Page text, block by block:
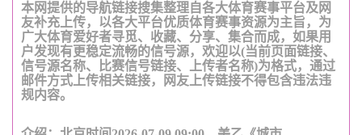
本网提供的导航链接搜集整理自各大体育赛事平台及网
友补充上传，以各大平台优质体育赛事资源为主旨，为
广大体育爱好者寻觅、收藏、分享、集合而成，如果用
户发现有更稳定流畅的信号源，欢迎以(当前页面链接、
信号源名称、比赛信号链接、上传者名称)为格式，通过
邮件方式上传相关链接，网友上传链接不得包含违法违
规内容。